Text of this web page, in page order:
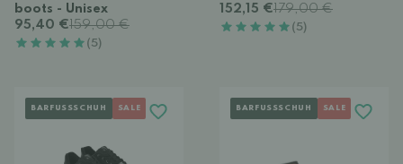
boots - Unisex
95,40 €159,00 €
(5)
152,15 €179,00 €
(5)
BARFUSSSCHUH SALE BARFUSSSCHUH SALE